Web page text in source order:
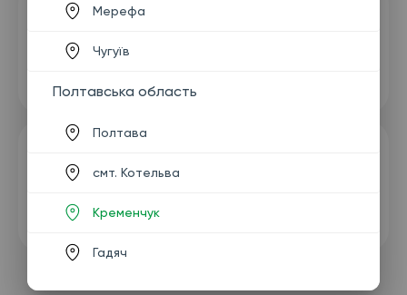
Мерефа
Чугуїв
Полтавська область
Полтава
смт. Котельва
Кременчук
Гадяч